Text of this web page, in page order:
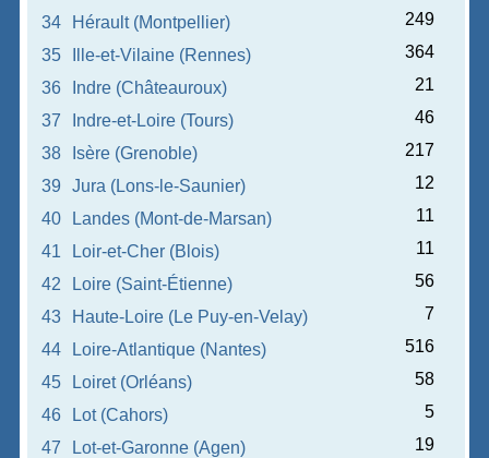
34
Hérault (Montpellier)
249
35
Ille-et-Vilaine (Rennes)
364
36
Indre (Châteauroux)
21
37
Indre-et-Loire (Tours)
46
38
Isère (Grenoble)
217
39
Jura (Lons-le-Saunier)
12
40
Landes (Mont-de-Marsan)
11
41
Loir-et-Cher (Blois)
11
42
Loire (Saint-Étienne)
56
43
Haute-Loire (Le Puy-en-Velay)
7
44
Loire-Atlantique (Nantes)
516
45
Loiret (Orléans)
58
46
Lot (Cahors)
5
47
Lot-et-Garonne (Agen)
19